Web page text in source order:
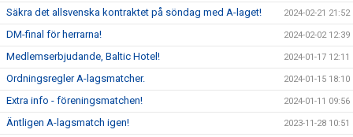
Säkra det allsvenska kontraktet på söndag med A-laget! 2024-02-21 21:52
DM-final för herrarna! 2024-02-02 12:39
Medlemserbjudande, Baltic Hotel! 2024-01-17 12:11
Ordningsregler A-lagsmatcher. 2024-01-15 18:10
Extra info - föreningsmatchen! 2024-01-11 09:56
Äntligen A-lagsmatch igen! 2023-11-28 10:51